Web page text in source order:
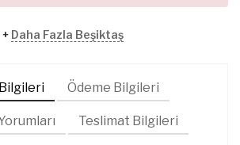
+ Daha Fazla Beşiktaş
Ödeme Bilgileri
Teslimat Bilgileri